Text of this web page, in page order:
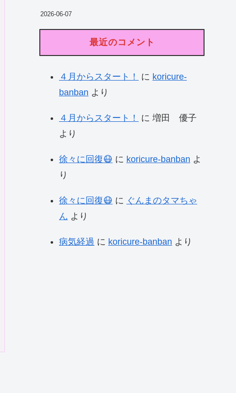
2026-06-07
最近のコメント
４月からスタート！ に koricure-
banban より
４月からスタート！ に 増田 優子
より
徐々に回復😷 に koricure-banban よ
り
徐々に回復😷 に ぐんまのタマちゃ
ん より
病気経過 に koricure-banban より